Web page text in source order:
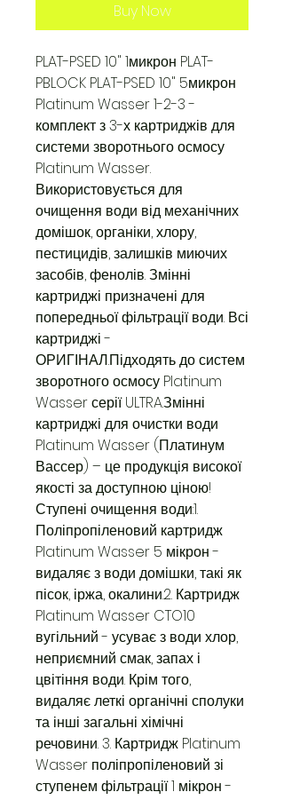
Buy Now
PLAT-PSED 10" 1микрон PLAT-
PBLOCK PLAT-PSED 10" 5микрон
Platinum Wasser 1-2-3 -
комплект з 3-х картриджів для
системи зворотнього осмосу
Platinum Wasser.
Використовується для
очищення води від механічних
домішок, органіки, хлору,
пестицидів, залишків миючих
засобів, фенолів. Змінні
картриджі призначені для
попередньої фільтрації води. Всі
картриджі -
ОРИГІНАЛ.Підходять до систем
зворотного осмосу Platinum
Wasser серії ULTRA.Змінні
картриджі для очистки води
Platinum Wasser (Платинум
Вассер) – це продукція високої
якості за доступною ціною!
Ступені очищення води:1.
Поліпропіленовий картридж
Platinum Wasser 5 мікрон -
видаляє з води домішки, такі як
пісок, іржа, окалини.2. Картридж
Platinum Wasser CTO10
вугільний - усуває з води хлор,
неприємний смак, запах і
цвітіння води. Крім того,
видаляє леткі органічні сполуки
та інші загальні хімічні
речовини. 3. Картридж Platinum
Wasser поліпропіленовий зі
ступенем фільтрації 1 мікрон -